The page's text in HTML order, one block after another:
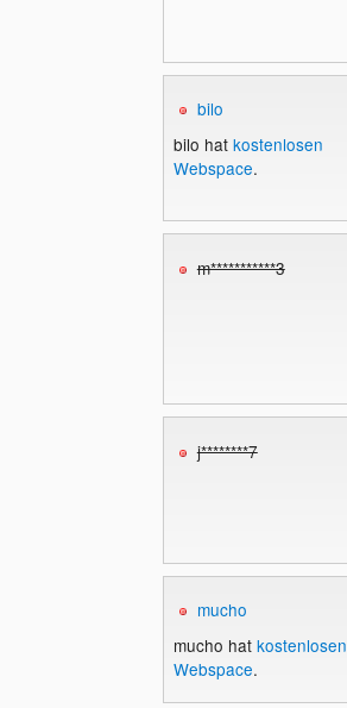
bilo
bilo hat kostenlosen
Webspace.
m***********3
j********7
mucho
mucho hat kostenlosen
Webspace.